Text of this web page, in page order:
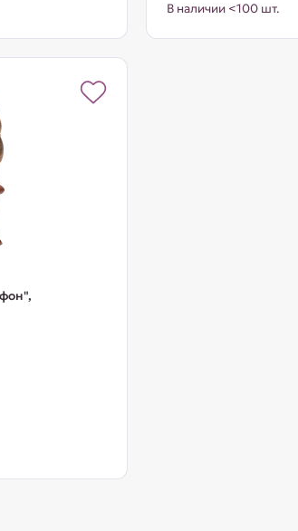
В наличии <100 шт.